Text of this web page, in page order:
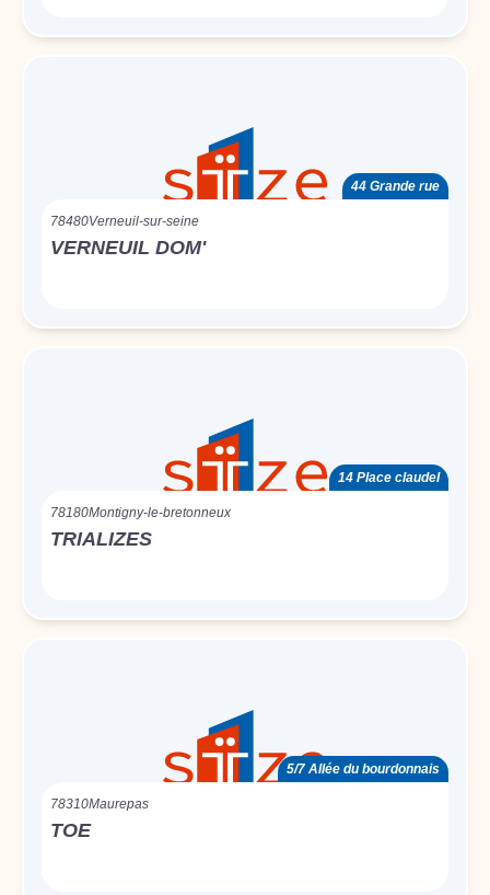
44 Grande rue
78480Verneuil-sur-seine
VERNEUIL DOM'
14 Place claudel
78180Montigny-le-bretonneux
TRIALIZES
5/7 Allée du bourdonnais
78310Maurepas
TOE